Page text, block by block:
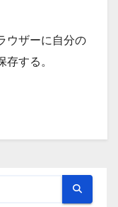
ウザーに自分の
する。